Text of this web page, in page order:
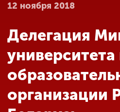
Абитуриенту
Обучение
12 ноября 2018
Делегация
организации